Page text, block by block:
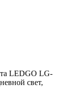
LEDGO LG-
свет,